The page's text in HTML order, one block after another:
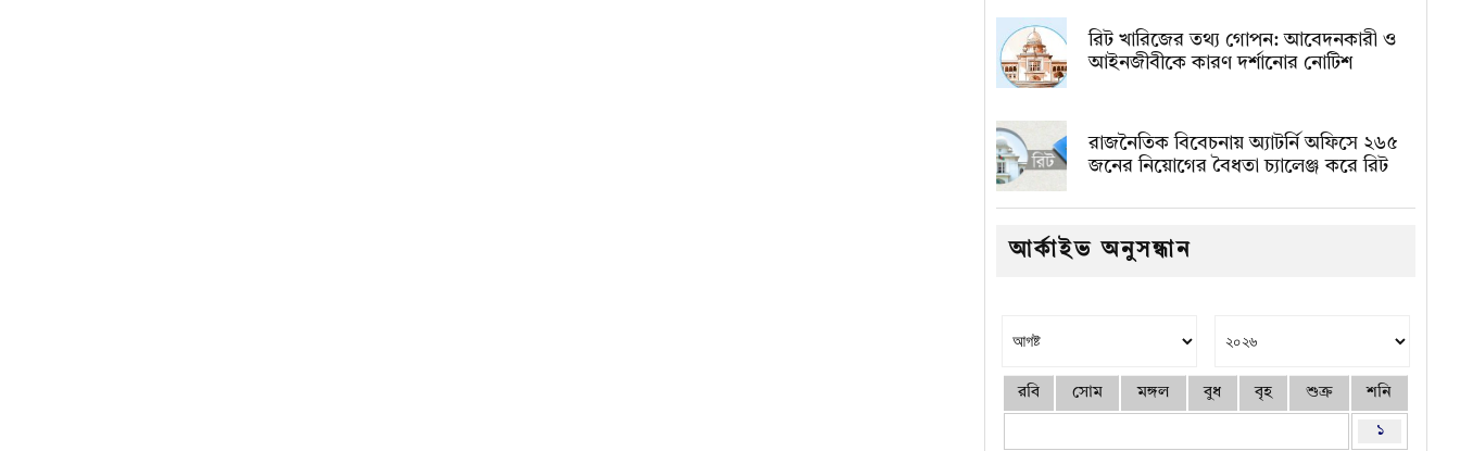
রিট খারিজের তথ্য গোপন: আবেদনকারী ও
আইনজীবীকে কারণ দর্শানোর নোটিশ
রাজনৈতিক বিবেচনায় অ‍্যাটর্নি অফিসে ২৬৫
জনের নিয়োগের বৈধতা চ্যালেঞ্জ করে রিট
আর্কাইভ অনুসন্ধান
রবি সোম মঙ্গল বুধ বৃহ শুক্র শনি
১